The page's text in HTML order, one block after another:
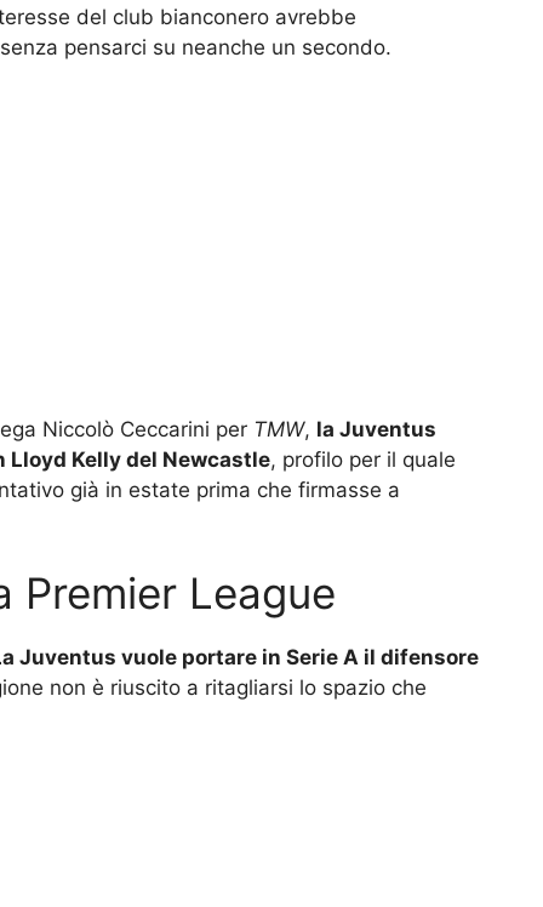
del club bianconero avrebbe
pensarci su neanche un secondo.
Niccolò Ceccarini per TMW, la Juventus
Kelly del Newcastle, profilo per il quale
già in estate prima che firmasse a
Premier League
Juventus vuole portare in Serie A il difensore
non è riuscito a ritagliarsi lo spazio che